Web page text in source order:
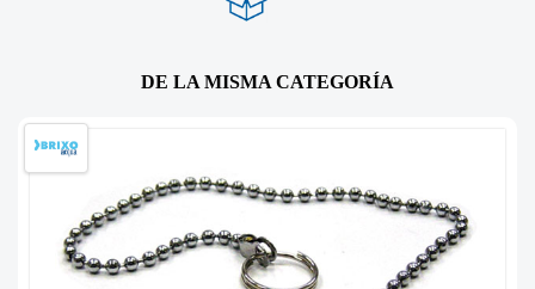
DE LA MISMA CATEGORÍA